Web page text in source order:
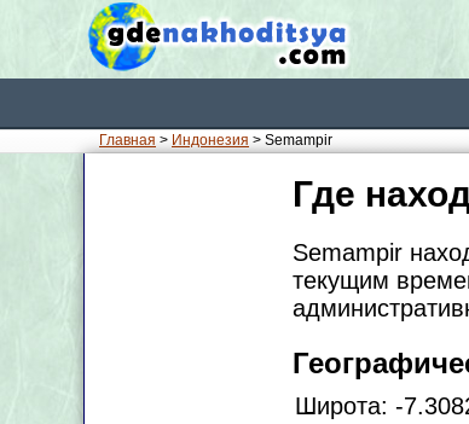
Главная > Индонезия > Semampir
Где
Semampir
текущим
Широта: -